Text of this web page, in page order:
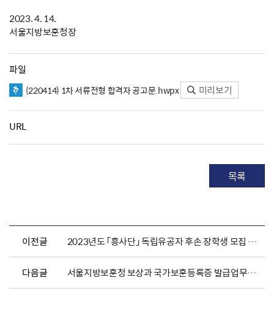
2023. 4. 14.
서울지방보훈청장
파일
(220414) 1차 서류전형 합격자 공고문.hwpx 미리보기
URL
목록
이전글 2023년도 「흥사단」 독립유공자 후손 장학생 모집 안내
다음글 서울지방보훈청 보상과 국가보훈등록증 발급업무보조원 서류 합격자 명단 공고